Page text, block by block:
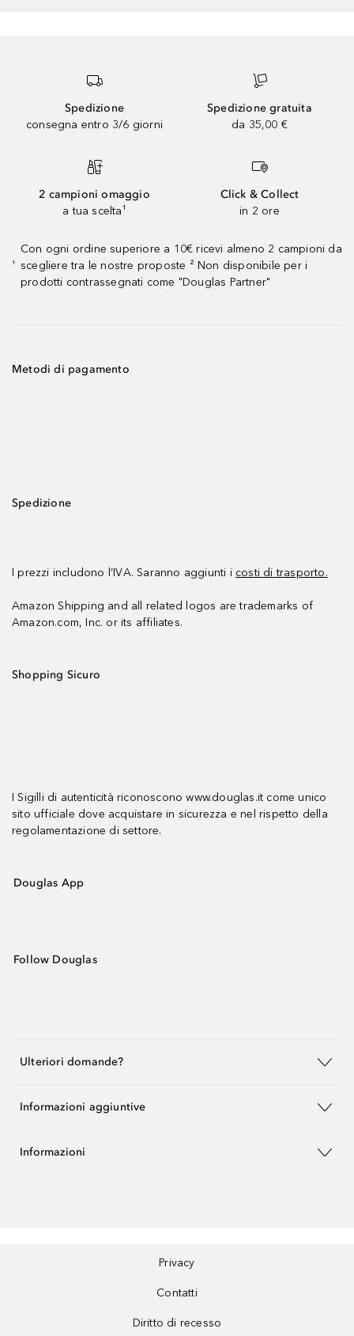
Spedizione
consegna entro 3/6 giorni
Spedizione gratuita
da 35,00 €
2 campioni omaggio
a tua scelta¹
Click & Collect
in 2 ore
¹
Con ogni ordine superiore a 10€ ricevi almeno 2 campioni da
scegliere tra le nostre proposte ² Non disponibile per i
prodotti contrassegnati come "Douglas Partner"
Metodi di pagamento
Spedizione
I prezzi includono l’IVA. Saranno aggiunti i costi di trasporto.
Amazon Shipping and all related logos are trademarks of
Amazon.com, Inc. or its affiliates.
Shopping Sicuro
I Sigilli di autenticità riconoscono www.douglas.it come unico
sito ufficiale dove acquistare in sicurezza e nel rispetto della
regolamentazione di settore.
Douglas App
Follow Douglas
Ulteriori domande?
Informazioni aggiuntive
Informazioni
Privacy
Contatti
Diritto di recesso